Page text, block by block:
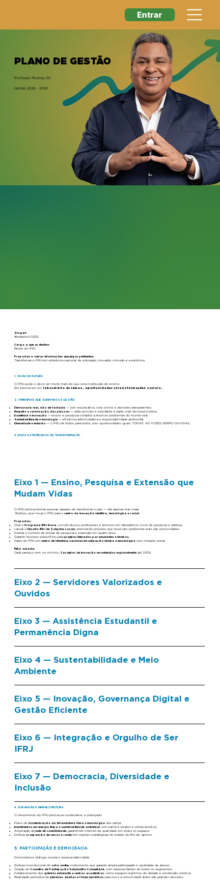
Entrar
PLANO DE GESTÃO
Professor Rodney 20
Gestão 2026 - 2030
Slogan:
#todasAsVOZES
Cargo a que se destina:
Reitor do IFRJ
Propostas e outras informações que julgar pertinentes:
Transformar o IFRJ em referência nacional de educação, inovação, inclusão e excelência.
1. VISÃO DO FUTURO
O IFRJ pode e deve ser muito mais do que uma instituição de ensino.
Ele precisa ser um laboratório de ideias, oportunidades e transformações sociais.
2. PRINCÍPIOS QUE GUIAM NOSSA GESTÃO
Democracia real, não de fachada — com escuta ativa, voto online e decisões transparentes.
Respeito e valorização das pessoas— cada servidor e estudante é parte vital da nossa história.
Excelência e inovação— ensino e pesquisa voltados a resolver problemas do mundo real.
Sustentabilidade e tecnologia — eficiência administrativa e responsabilidade ambiental.
Diversidade e inclusão— o IFRJ de todos, para todos, com oportunidades iguais, TODAS AS VOZES SERÃO OUVIDAS.
3. EIXOS ESTRATÉGICOS DE TRANSFORMAÇÃO
Eixo 1 — Ensino, Pesquisa e Extensão que
Mudam Vidas
O IFRJ precisa formar pessoas capazes de transformar o país — não apenas tirar notas.
Rodney quer levar o IFRJ para ocentro da inovação científica, tecnológica e social.
Propostas:
Criar o Programa IFRJ Inova, unindo alunos, professores e técnicos em laboratórios vivos de pesquisa e startups.
Lançar o Desafio IFRJ de Soluções Locais, premiando projetos que resolvam problemas reais das comunidades.
Dobrar o número de bolsas de pesquisa e extensão em quatro anos.
Garantir recursos específicos paraprojetos liderados por estudantes e técnicos.
Fazer do IFRJ umcentro de referência nacional em educação técnica e tecnológica com impacto social.
Meta ousada:
Cada campus com, no mínimo,5 projetos de inovação reconhecidos regionalmente até 2029.
Eixo 2 — Servidores Valorizados e
Ouvidos
Eixo 3 — Assistência Estudantil e
Permanência Digna
Eixo 4 — Sustentabilidade e Meio
Ambiente
Eixo 5 — Inovação, Governança Digital e
Gestão Eficiente
Eixo 6 — Integração e Orgulho de Ser
IFRJ
Eixo 7 — Democracia, Diversidade e
Inclusão
4. EXPANSÃO E INFRAESTRUTURA
O crescimento do IFRJ precisa ser sustentável e planejado.
Plano de modernização da infraestrutura física e tecnológica dos campi.
Investimentos em energia limpa e sustentabilidade ambiental, com painéis solares e coleta seletiva.
Ampliação da rede de conectividade, garantindo internet de qualidade em todos os espaços.
Defesa da expansão de cursos e campiem regiões estratégicas do estado do Rio de Janeiro.
5. PARTICIPAÇÃO E DEMOCRACIA
Democracia é diálogo, escuta e representatividade.
Defesa incondicional do voto on-line, instrumento que garante ampla participação e igualdade de acesso.
Criação do Conselho de Participação Estudantil e Comunitária
, com representantes de todos os segmentos.
Fortalecimento dos grêmios estudantis e centros acadêmicos, como espaços legítimos de debate e construção coletiva.
Realização periódica de plenárias abertas e fóruns temáticospara ouvir a comunidade antes das grandes decisões.